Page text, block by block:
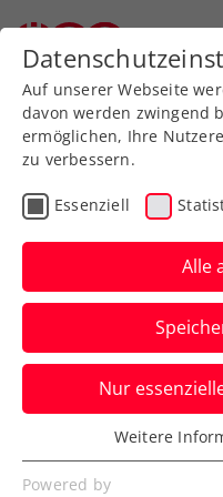
Zurück zur
Turniere
Salzburg
by
fordert
Gleich drei
Qualifikation fürs
Rodionov und
Auf unserer Webseite
davon werden zwingend
ermöglichen, Ihre
zu verbessern.
Essenziell
Alle
Nur
Essenziell
Essenzielle Cookies
Weitere
Powered by